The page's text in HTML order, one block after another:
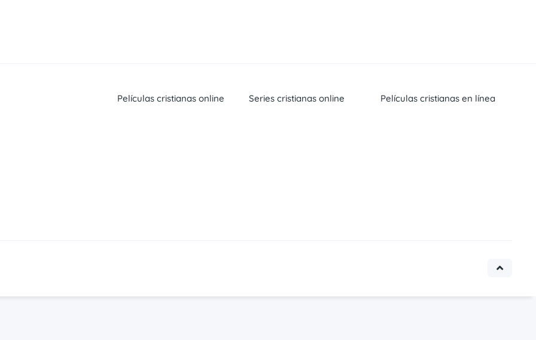
Películas cristianas online Series cristianas online Películas cristianas en línea